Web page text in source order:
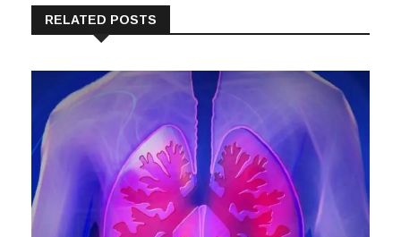
RELATED POSTS